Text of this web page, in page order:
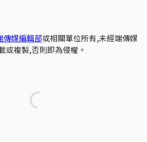
傳媒編輯部或相關單位所有,未經端傳媒
或複製,否則即為侵權。